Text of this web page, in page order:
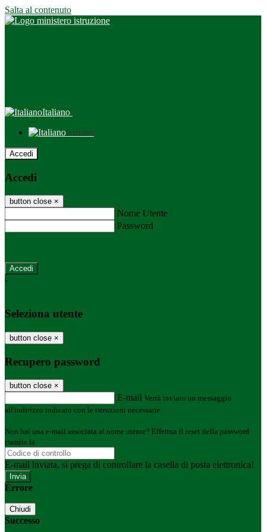
Salta al contenuto
Italiano
Italiano
Accedi
Accedi
button close ×
Nome Utente
Password
-
Seleziona utente
button close ×
Recupero password
button close ×
E-mail Verrà inviato un messaggio
all'indirizzo indicato con le istruzioni necessarie.
Non hai una e-mail associata al nome utente? Effettua il reset della password
tramite la
E-mail inviata, si prega di controllare la casella di posta elettronica!
Errore
Chiudi
Successo